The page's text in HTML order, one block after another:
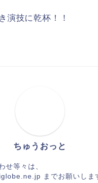
演技に乾杯！！
ちゅうおっと
せ等々は、
までお願いしま